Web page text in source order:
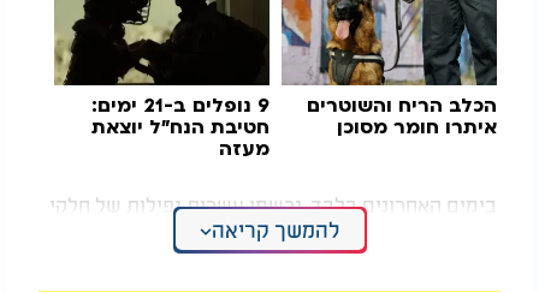
הכלב הריח והשוטרים
איתרו חומר מסוכן
9 נופלים ב-21 ימים:
חטיבת הנח"ל יוצאת
מעזה
בימים האחרונים בלבד, נרשמו עשרות נפילות של חלקי
יירוט וטילים איראניים ברחבי האזור, כולל פגיעות
ישירות בחצרות בתים, ברכבים ובבית הכנסת בפדואל.
להמשך קריאה